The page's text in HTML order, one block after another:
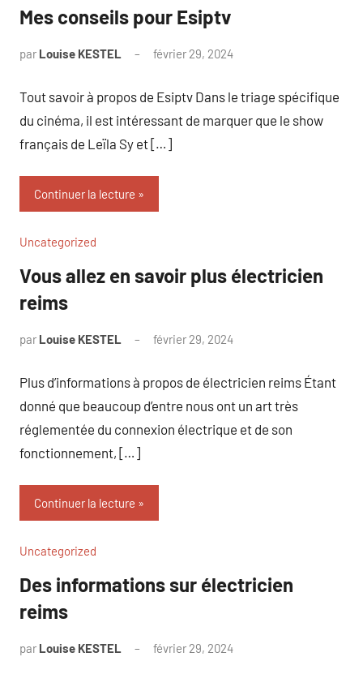
Mes conseils pour Esiptv
par Louise KESTEL février 29, 2024
Tout savoir à propos de Esiptv Dans le triage spécifique
du cinéma, il est intéressant de marquer que le show
français de Leïla Sy et […]
Continuer la lecture
Uncategorized
Vous allez en savoir plus électricien
reims
par Louise KESTEL février 29, 2024
Plus d’informations à propos de électricien reims Étant
donné que beaucoup d’entre nous ont un art très
réglementée du connexion électrique et de son
fonctionnement, […]
Continuer la lecture
Uncategorized
Des informations sur électricien
reims
par Louise KESTEL février 29, 2024